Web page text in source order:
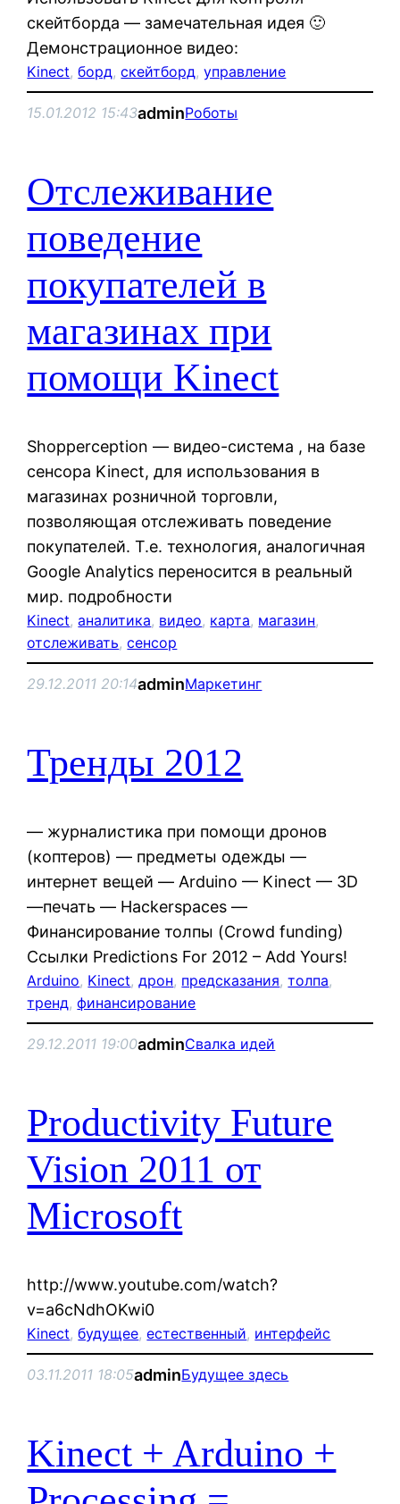
скейтборда — замечательная идея 🙂
Демонстрационное видео:
Kinect, борд, скейтборд, управление
15.01.2012 15:43adminРоботы
Отслеживание
поведение
покупателей в
магазинах при
помощи Kinect
Shopperception — видео-система , на базе
сенсора Kinect, для использования в
магазинах розничной торговли,
позволяющая отслеживать поведение
покупателей. Т.е. технология, аналогичная
Google Analytics переносится в реальный
мир. подробности
Kinect, аналитика, видео, карта, магазин
отслеживать, сенсор
29.12.2011 20:14adminМаркетинг
Тренды 2012
— журналистика при помощи дронов
(коптеров) — предметы одежды —
интернет вещей — Arduino — Kinect — 3D
—печать — Hackerspaces —
Финансирование толпы (Crowd funding)
Ссылки Predictions For 2012 – Add Yours!
Arduino, Kinect, дрон, предсказания, толпа
тренд, финансирование
29.12.2011 19:00adminСвалка идей
Productivity Future
Vision 2011 от
Microsoft
http://www.youtube.com/watch?
v=a6cNdhOKwi0
Kinect, будущее, естественный, интерфейс
03.11.2011 18:05adminБудущее здесь
Kinect + Arduino +